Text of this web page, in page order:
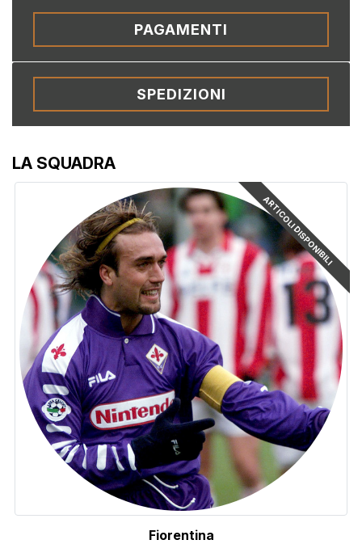
LA SQUADRA
ARTICOLI DISPONIBILI
Fiorentina
PAGAMENTI
SPEDIZIONI